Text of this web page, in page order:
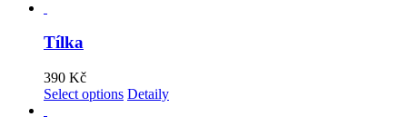
Tílka
390 Kč
Select options Detaily